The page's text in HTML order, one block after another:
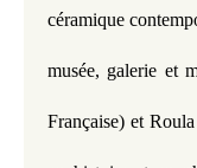
céramique
musée, galerie et
Française) et